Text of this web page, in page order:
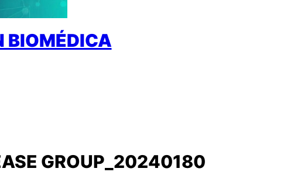
BIOMÉDICA
GROUP_20240180